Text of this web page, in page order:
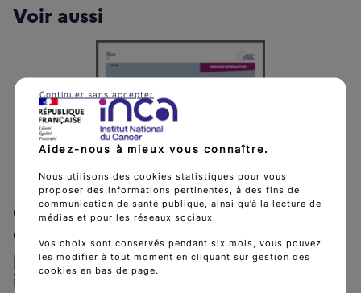
Voir aussi
CHIMIOTHERAPIES ORALES
CONVENTIONNELLES : informer,
prévenir et gérer leurs effets
indésirables
Aidez-nous à mieux vous connaître.
Nous utilisons des cookies statistiques pour vous
proposer des informations pertinentes, à des fins de
communication de santé publique, ainsi qu’à la lecture de
médias et pour les réseaux sociaux.
Vos choix sont conservés pendant six mois, vous pouvez
les modifier à tout moment en cliquant sur gestion des
cookies en bas de page.
Continuer sans accepter